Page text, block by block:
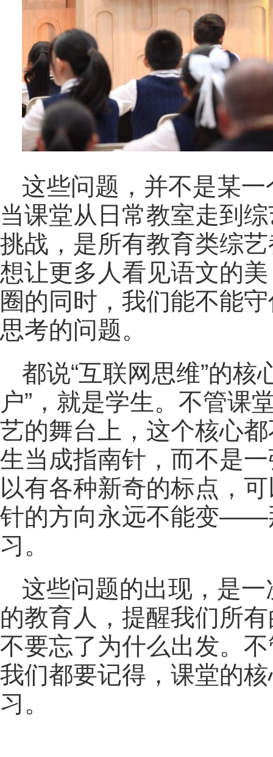
这些问题，并不是某
当课堂从日常教室走到
挑战，是所有教育类综
想让更多人看见语文的
圈的同时，我们能不能
思考的问题。
都说“互联网思维”的核
户”，就是学生。不管课
艺的舞台上，这个核心
生当成指南针，而不是
以有各种新奇的标点，
针的方向永远不能变——
习。
这些问题的出现，是
的教育人，提醒我们所
不要忘了为什么出发。
我们都要记得，课堂的
习。